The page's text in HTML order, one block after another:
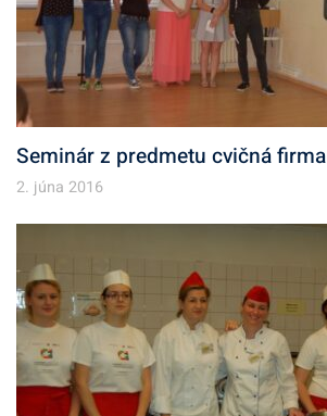
Seminár z predmetu cvičná firma
2. júna 2016